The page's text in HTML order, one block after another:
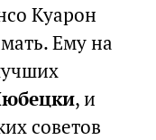
Куарон
Ему на
, и
советов